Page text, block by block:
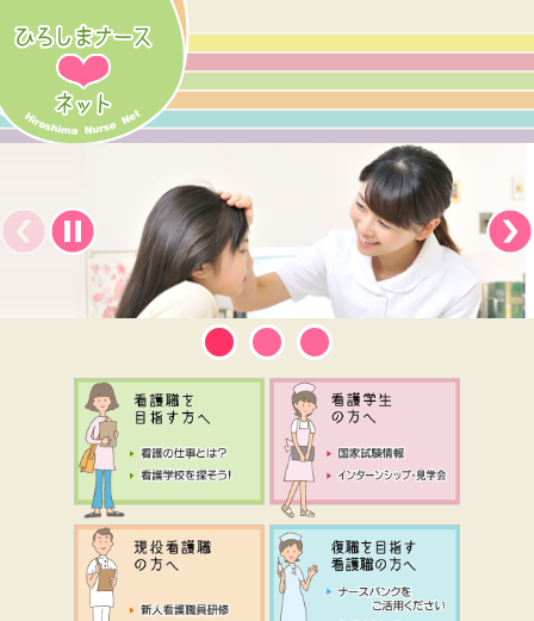
前のスライド
停止
1 2 3